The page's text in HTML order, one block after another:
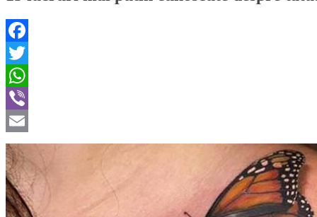
Facebook
Twitter
WhatsApp
Viber
Email